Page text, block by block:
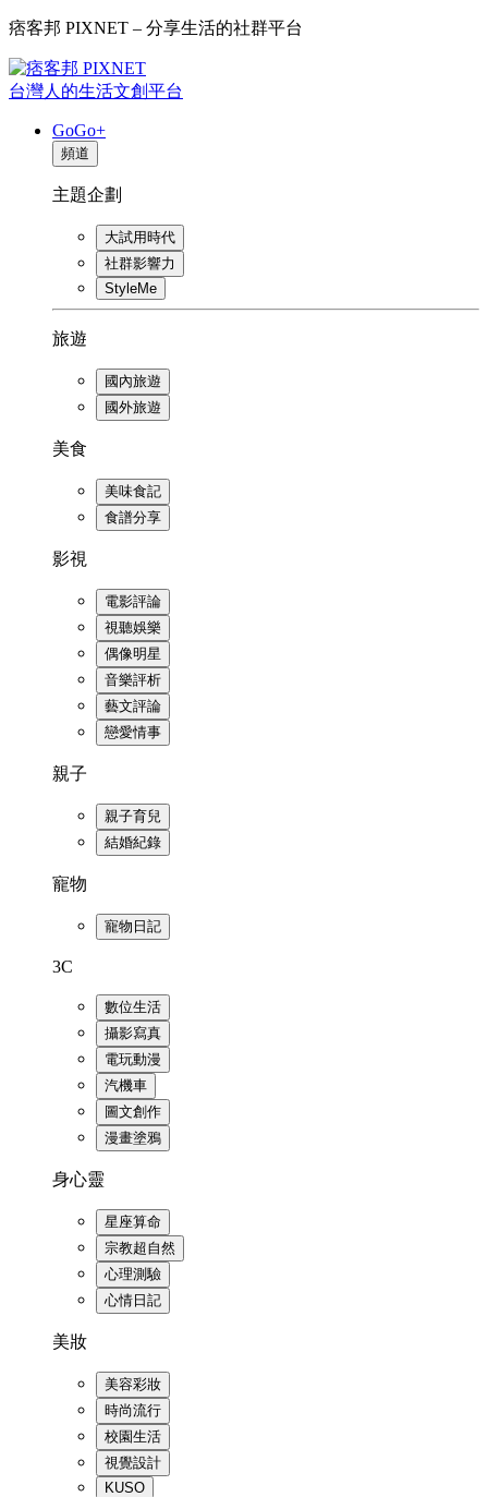
痞客邦 PIXNET – 分享生活的社群平台
台灣人的生活文創平台
GoGo+
頻道
主題企劃
大試用時代
社群影響力
StyleMe
旅遊
國內旅遊
國外旅遊
美食
美味食記
食譜分享
影視
電影評論
視聽娛樂
偶像明星
音樂評析
藝文評論
戀愛情事
親子
親子育兒
結婚紀錄
寵物
寵物日記
3C
數位生活
攝影寫真
電玩動漫
汽機車
圖文創作
漫畫塗鴉
身心靈
星座算命
宗教超自然
心理測驗
心情日記
美妝
美容彩妝
時尚流行
校園生活
視覺設計
KUSO